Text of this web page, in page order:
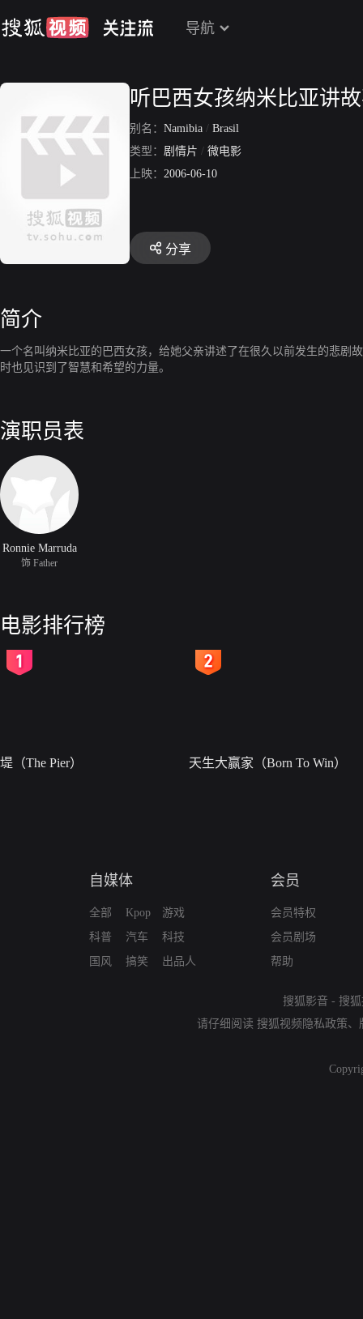
导航
听巴西女孩纳米比亚讲
别名： Namibia / Brasil
类型： 剧情片 / 微电影
上映： 2006-06-10
分享
简介
一个名叫纳米比亚的巴西女孩，给她父亲讲述了在很久以前发生的悲剧
时也见识到了智慧和希望的力量。
演职员表
Ronnie Marruda
饰 Father
电影排行榜
堤（The Pier） 天生大赢家（Born To Win）
自媒体
全部
科普
国风
Kpop
汽车
搞笑
游戏
科技
出品人
会员
会员特权
会员剧场
帮助
搜狐影音 - 搜
请仔细阅读 搜狐视频隐私政策、